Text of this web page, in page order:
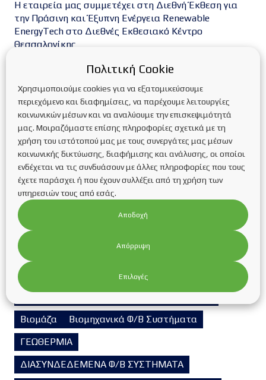
Η εταιρεία μας συμμετέχει στη Διεθνή Έκθεση για
την Πράσινη και Έξυπνη Ενέργεια Renewable
EnergyTech στο Διεθνές Εκθεσιακό Κέντρο
Θεσσαλονίκης
κας.Κυριακίδου Κατερίνας στη ραδιοφωνική
εκπομπή “Τα παιδιά της Πιάτσας” του κ.Βαρδάκη
Δημοσθένη στο Metropolis FM
Kατηγορίες
FAQs οικιακές στέγες
Service Φ/Β πάρκων
Trackers
ΑΔΕΙΟΔΟΤΗΣΕΙΣ
Ανανεώσιμες πηγές ενέργειας
ΑΝΤΛΙΕΣ ΘΕΡΜΟΤΗΤΑΣ
ΑΥΤΟΝΟΜΑ Φ/Β ΣΥΣΤΗΜΑΤΑ
Αυτόνομα φωτοβολταϊκά συστήματα
Βιομάζα
Βιομηχανικά Φ/Β Συστήματα
ΓΕΩΘΕΡΜΙΑ
ΔΙΑΣΥΝΔΕΔΕΜΕΝΑ Φ/Β ΣΥΣΤΗΜΑΤΑ
Πολιτική Cookie
Χρησιμοποιούμε cookies για να εξατομικεύσουμε
περιεχόμενο και διαφημίσεις, να παρέχουμε λειτουργίες
κοινωνικών μέσων και να αναλύουμε την επισκεψιμότητά
μας. Μοιραζόμαστε επίσης πληροφορίες σχετικά με τη
χρήση του ιστότοπού μας με τους συνεργάτες μας μέσων
κοινωνικής δικτύωσης, διαφήμισης και ανάλυσης, οι οποίοι
ενδέχεται να τις συνδυάσουν με άλλες πληροφορίες που τους
έχετε παράσχει ή που έχουν συλλέξει από τη χρήση των
υπηρεσιών τους από εσάς.
Αποδοχή
Απόρριψη
Επιλογές